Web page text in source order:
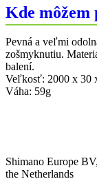
Kde
Pevná a veľmi
zošmyknutiu.
balení.
Veľkosť: 2000 x 30
Váha: 59g
Shimano Europe
the Netherlands